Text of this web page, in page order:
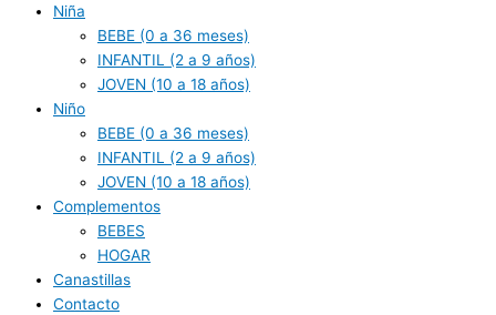
Niña
BEBE (0 a 36 meses)
INFANTIL (2 a 9 años)
JOVEN (10 a 18 años)
Niño
BEBE (0 a 36 meses)
INFANTIL (2 a 9 años)
JOVEN (10 a 18 años)
Complementos
BEBES
HOGAR
Canastillas
Contacto